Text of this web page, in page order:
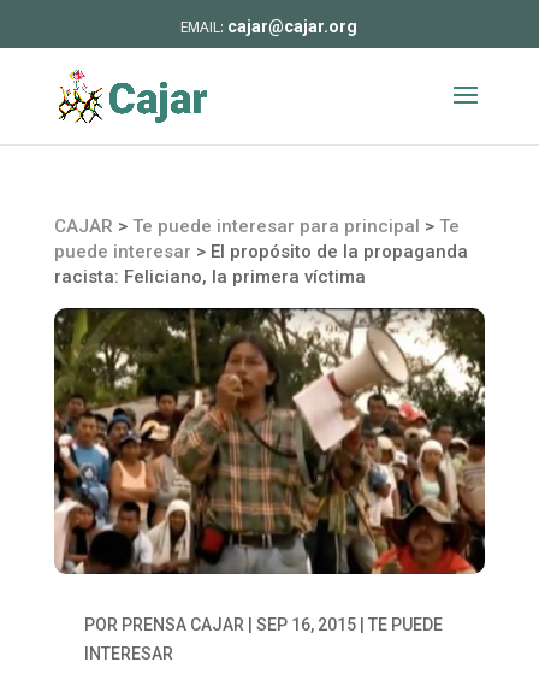
cajar@cajar.org
CAJAR > Te puede interesar para principal > Te
puede interesar > El propósito de la propaganda
racista: Feliciano, la primera víctima
POR PRENSA CAJAR SEP 16, 2015| TE PUEDE
INTERESAR